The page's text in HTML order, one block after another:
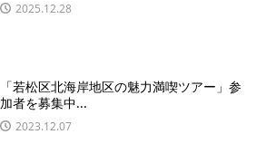
2025.12.28
「若松区北海岸地区の魅力満喫ツアー」参
加者を募集中...
2023.12.07